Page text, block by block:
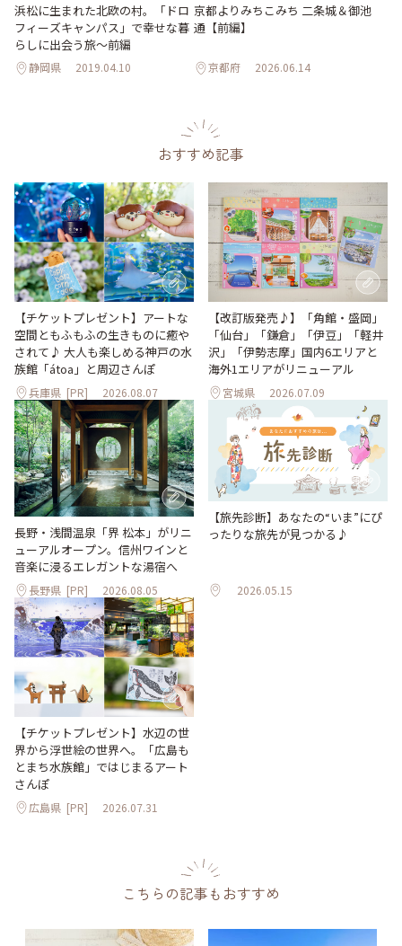
浜松に生まれた北欧の村。「ドロ
フィーズキャンパス」で幸せな暮
らしに出会う旅～前編
静岡県 2019.04.10
京都よりみちこみち 二条城＆御池
通【前編】
京都府 2026.06.14
おすすめ記事
【チケットプレゼント】アートな
空間ともふもふの生きものに癒や
されて♪ 大人も楽しめる神戸の水
族館「átoa」と周辺さんぽ
兵庫県 [PR] 2026.08.07
【改訂版発売♪】「角館・盛岡」
「仙台」「鎌倉」「伊豆」「軽井
沢」「伊勢志摩」国内6エリアと
海外1エリアがリニューアル
宮城県 2026.07.09
長野・浅間温泉「界 松本」がリニ
ューアルオープン。信州ワインと
音楽に浸るエレガントな湯宿へ
長野県 [PR] 2026.08.05
【旅先診断】あなたの“いま”にぴ
ったりな旅先が見つかる♪
2026.05.15
【チケットプレゼント】水辺の世
界から浮世絵の世界へ。「広島も
とまち水族館」ではじまるアート
さんぽ
広島県 [PR] 2026.07.31
こちらの記事もおすすめ